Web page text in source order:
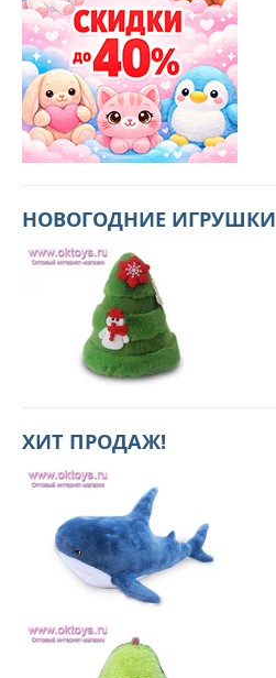
НОВОГОДНИЕ ИГРУШКИ
ХИТ ПРОДАЖ!